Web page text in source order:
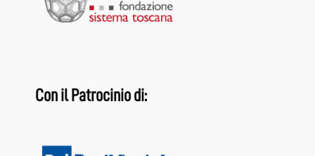
Con il Patrocinio di: